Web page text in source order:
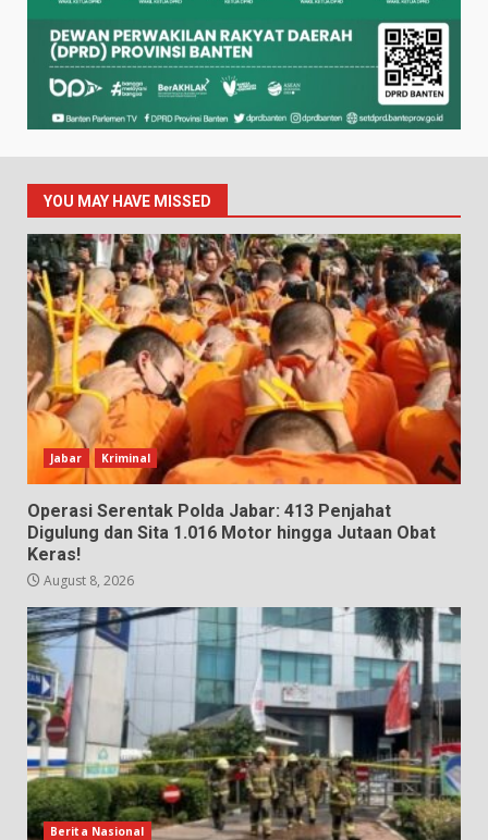
YOU MAY HAVE MISSED
Jabar Kriminal
Operasi Serentak Polda Jabar: 413 Penjahat
Digulung dan Sita 1.016 Motor hingga Jutaan Obat
Keras!
August 8, 2026
Berita Nasional